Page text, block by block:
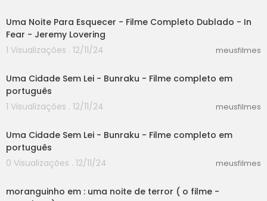
Uma Noite Para Esquecer - Filme Completo Dublado - In
Fear - Jeremy Lovering
1 Visualizações . 12/11/24
meusfilmes
Uma Cidade Sem Lei - Bunraku - Filme completo em
português
1 Visualizações . 12/11/24
meusfilmes
Uma Cidade Sem Lei - Bunraku - Filme completo em
português
0 Visualizações . 12/11/24
meusfilmes
moranguinho em : uma noite de terror ( o filme -